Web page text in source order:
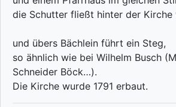
die Schutter fließt hinter der Kirche
und übers Bächlein führt ein Steg,
so ähnlich wie bei Wilhelm Busch
Schneider Böck…).
Die Kirche wurde 1791 erbaut.